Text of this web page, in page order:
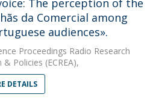
The perception of the
da Comercial among
audiences».
Proceedings Radio Research
Policies (ECREA),
DETAILS